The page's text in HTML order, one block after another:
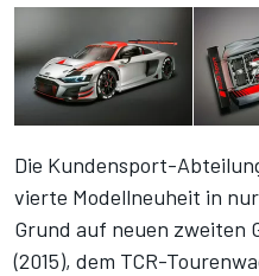
Die Kundensport-
vierte Modellneuheit in
Grund auf neuen zweiten
(2015), dem TCR-